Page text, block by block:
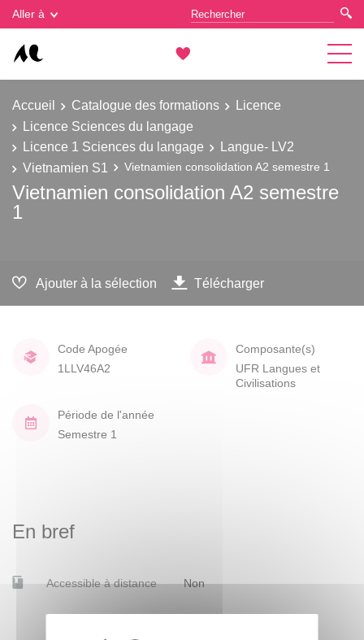
Aller à
Accueil Catalogue des formations
Licence
Licence Sciences du langage
Licence 1 Sciences du langage
Langue- LV2
Vietnamien S1
Vietnamien consolidation A2 semestre 1
Vietnamien consolidation A2 semestre
1
Ajouter à la sélection Télécharger
Code Apogée
1LLV46A2
Composante(s)
UFR Langues et
Civilisations
Période de l'année
Semestre 1
En bref
Accessible à distance Non
Gestion des cookies